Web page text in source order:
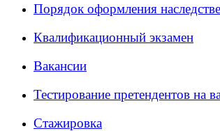
Порядок оформления
Квалификационный экзамен
Вакансии
Тестирование претендентов на
Стажировка